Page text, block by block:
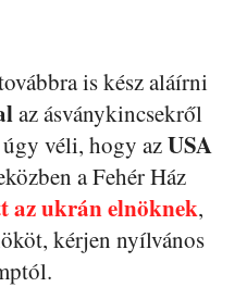
is kész aláírni
az ásványkincsekről
úgy véli, hogy azUSA
a Fehér Ház
az ukrán elnöknek,
kérjen nyílvános